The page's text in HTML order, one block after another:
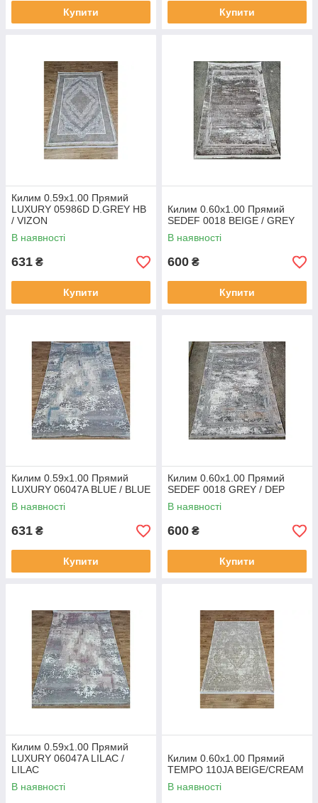
Купити Купити
Килим 0.59х1.00 Прямий
LUXURY 05986D D.GREY HB
/ VIZON
В наявності
631 ₴
Купити
Килим 0.60х1.00 Прямий
SEDEF 0018 BEIGE / GREY
В наявності
600 ₴
Купити
Килим 0.59х1.00 Прямий
LUXURY 06047A BLUE / BLUE
В наявності
631 ₴
Купити
Килим 0.60х1.00 Прямий
SEDEF 0018 GREY / DEP
В наявності
600 ₴
Купити
Килим 0.59х1.00 Прямий
LUXURY 06047A LILAC /
LILAC
В наявності
Килим 0.60х1.00 Прямий
TEMPO 110JA BEIGE/CREAM
В наявності